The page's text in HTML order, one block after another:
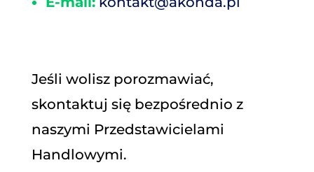
Jeśli wolisz porozmawiać,
skontaktuj się bezpośrednio z
naszymi Przedstawicielami
Handlowymi.